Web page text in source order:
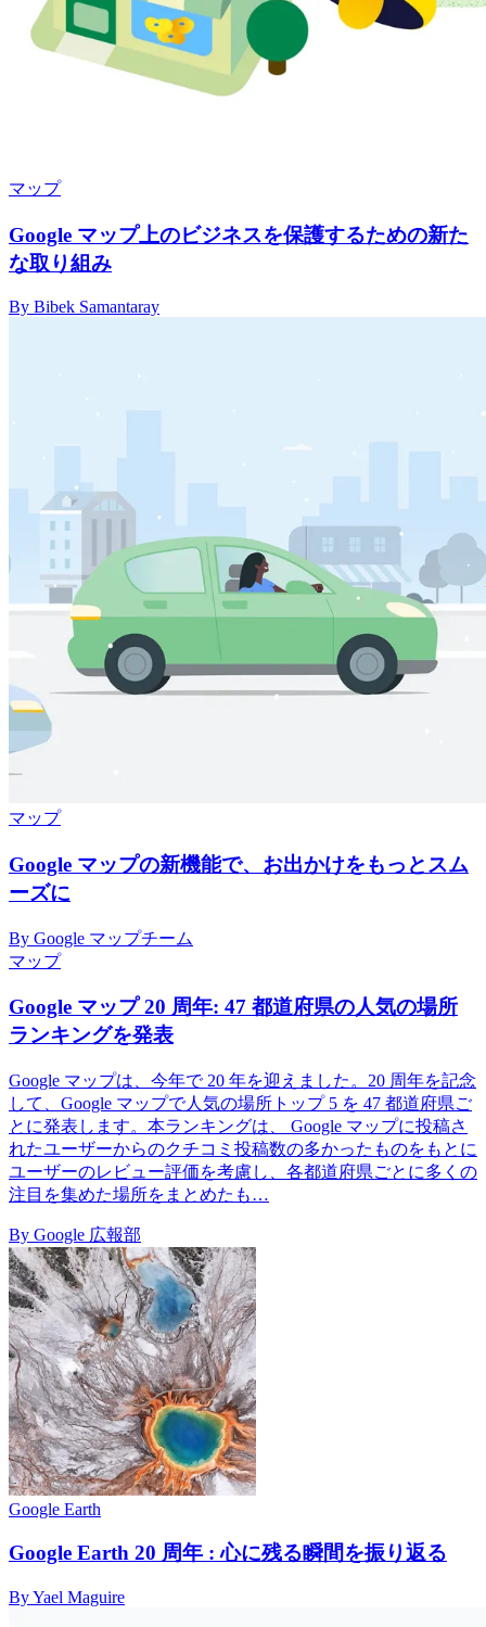
マップ
Google マップ上のビジネスを保護するための新た
な取り組み
By Bibek Samantaray
マップ
Google マップの新機能で、お出かけをもっとスム
ーズに
By Google マップチーム
マップ
Google マップ 20 周年: 47 都道府県の人気の場所
ランキングを発表
Google マップは、今年で 20 年を迎えました。20 周年を記念
して、Google マップで人気の場所トップ 5 を 47 都道府県ご
とに発表します。本ランキングは、 Google マップに投稿さ
れたユーザーからのクチコミ投稿数の多かったものをもとに
ユーザーのレビュー評価を考慮し、各都道府県ごとに多くの
注目を集めた場所をまとめたも…
By Google 広報部
Google Earth
Google Earth 20 周年 : 心に残る瞬間を振り返る
By Yael Maguire